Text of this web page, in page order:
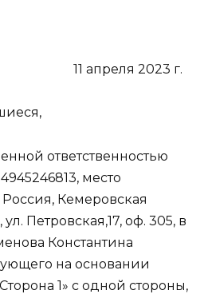
2023 г.
ответственностью
место
Кемеровская
Петровская,17, оф. 305, в
Константина
на основании
1» с одной стороны,